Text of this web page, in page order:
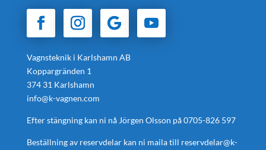
Vagnsteknik i Karlshamn AB
Koppargränden 1
374 31 Karlshamn
info@k-vagnen.com
Efter stängning kan ni nå Jörgen Olsson på0705-826 597
Beställning av reservdelar kan ni maila till reservdelar@k-